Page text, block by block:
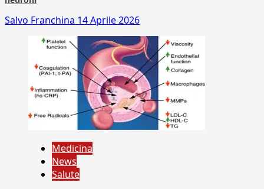
Salvo Franchina 14 Aprile 2026
Medicina
News
Salute